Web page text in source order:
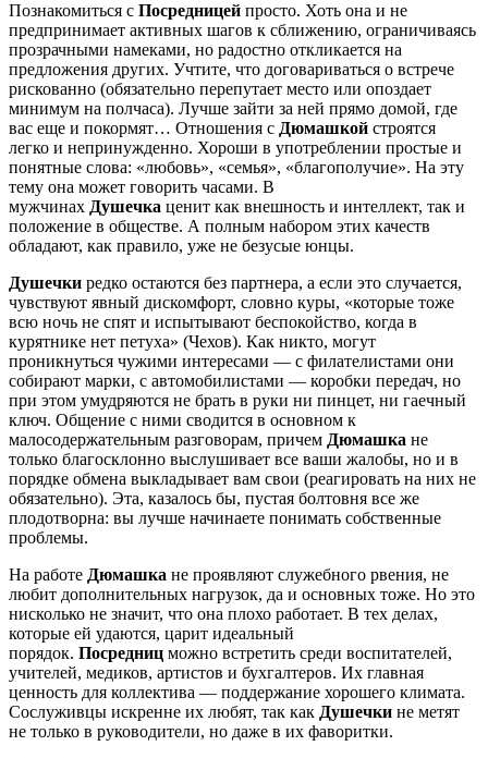
Познакомиться с Посредницей просто. Хоть она и не
предпринимает активных шагов к сближению, ограничиваясь
прозрачными намеками, но радостно откликается на
предложения других. Учтите, что договариваться о встрече
рискованно (обязательно перепутает место или опоздает
минимум на полчаса). Лучше зайти за ней прямо домой, где
вас еще и покормят… Отношения с Дюмашкой строятся
легко и непринужденно. Хороши в употреблении простые и
понятные слова: «любовь», «семья», «благополучие». На эту
тему она может говорить часами. В
мужчинах Душечка ценит как внешность и интеллект, так и
положение в обществе. А полным набором этих качеств
обладают, как правило, уже не безусые юнцы.
Душечки редко остаются без партнера, а если это случается,
чувствуют явный дискомфорт, словно куры, «которые тоже
всю ночь не спят и испытывают беспокойство, когда в
курятнике нет петуха» (Чехов). Как никто, могут
проникнуться чужими интересами — с филателистами они
собирают марки, с автомобилистами — коробки передач, но
при этом умудряются не брать в руки ни пинцет, ни гаечный
ключ. Общение с ними сводится в основном к
малосодержательным разговорам, причем Дюмашка не
только благосклонно выслушивает все ваши жалобы, но и в
порядке обмена выкладывает вам свои (реагировать на них не
обязательно). Эта, казалось бы, пустая болтовня все же
плодотворна: вы лучше начинаете понимать собственные
проблемы.
На работе Дюмашка не проявляют служебного рвения, не
любит дополнительных нагрузок, да и основных тоже. Но это
нисколько не значит, что она плохо работает. В тех делах,
которые ей удаются, царит идеальный
порядок. Посредниц можно встретить среди воспитателей,
учителей, медиков, артистов и бухгалтеров. Их главная
ценность для коллектива — поддержание хорошего климата.
Сослуживцы искренне их любят, так как Душечки не метят
не только в руководители, но даже в их фаворитки.